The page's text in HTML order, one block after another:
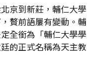
京到新莊，輔仁大學
贅前語屢有變動。輔
全銜為「輔仁大學學
的正式名稱為天主教